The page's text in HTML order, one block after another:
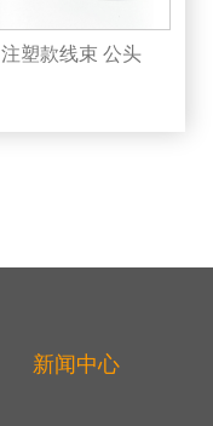
注塑款线束 公头
新闻中心